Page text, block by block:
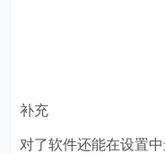
补充
对了软件还能在设置